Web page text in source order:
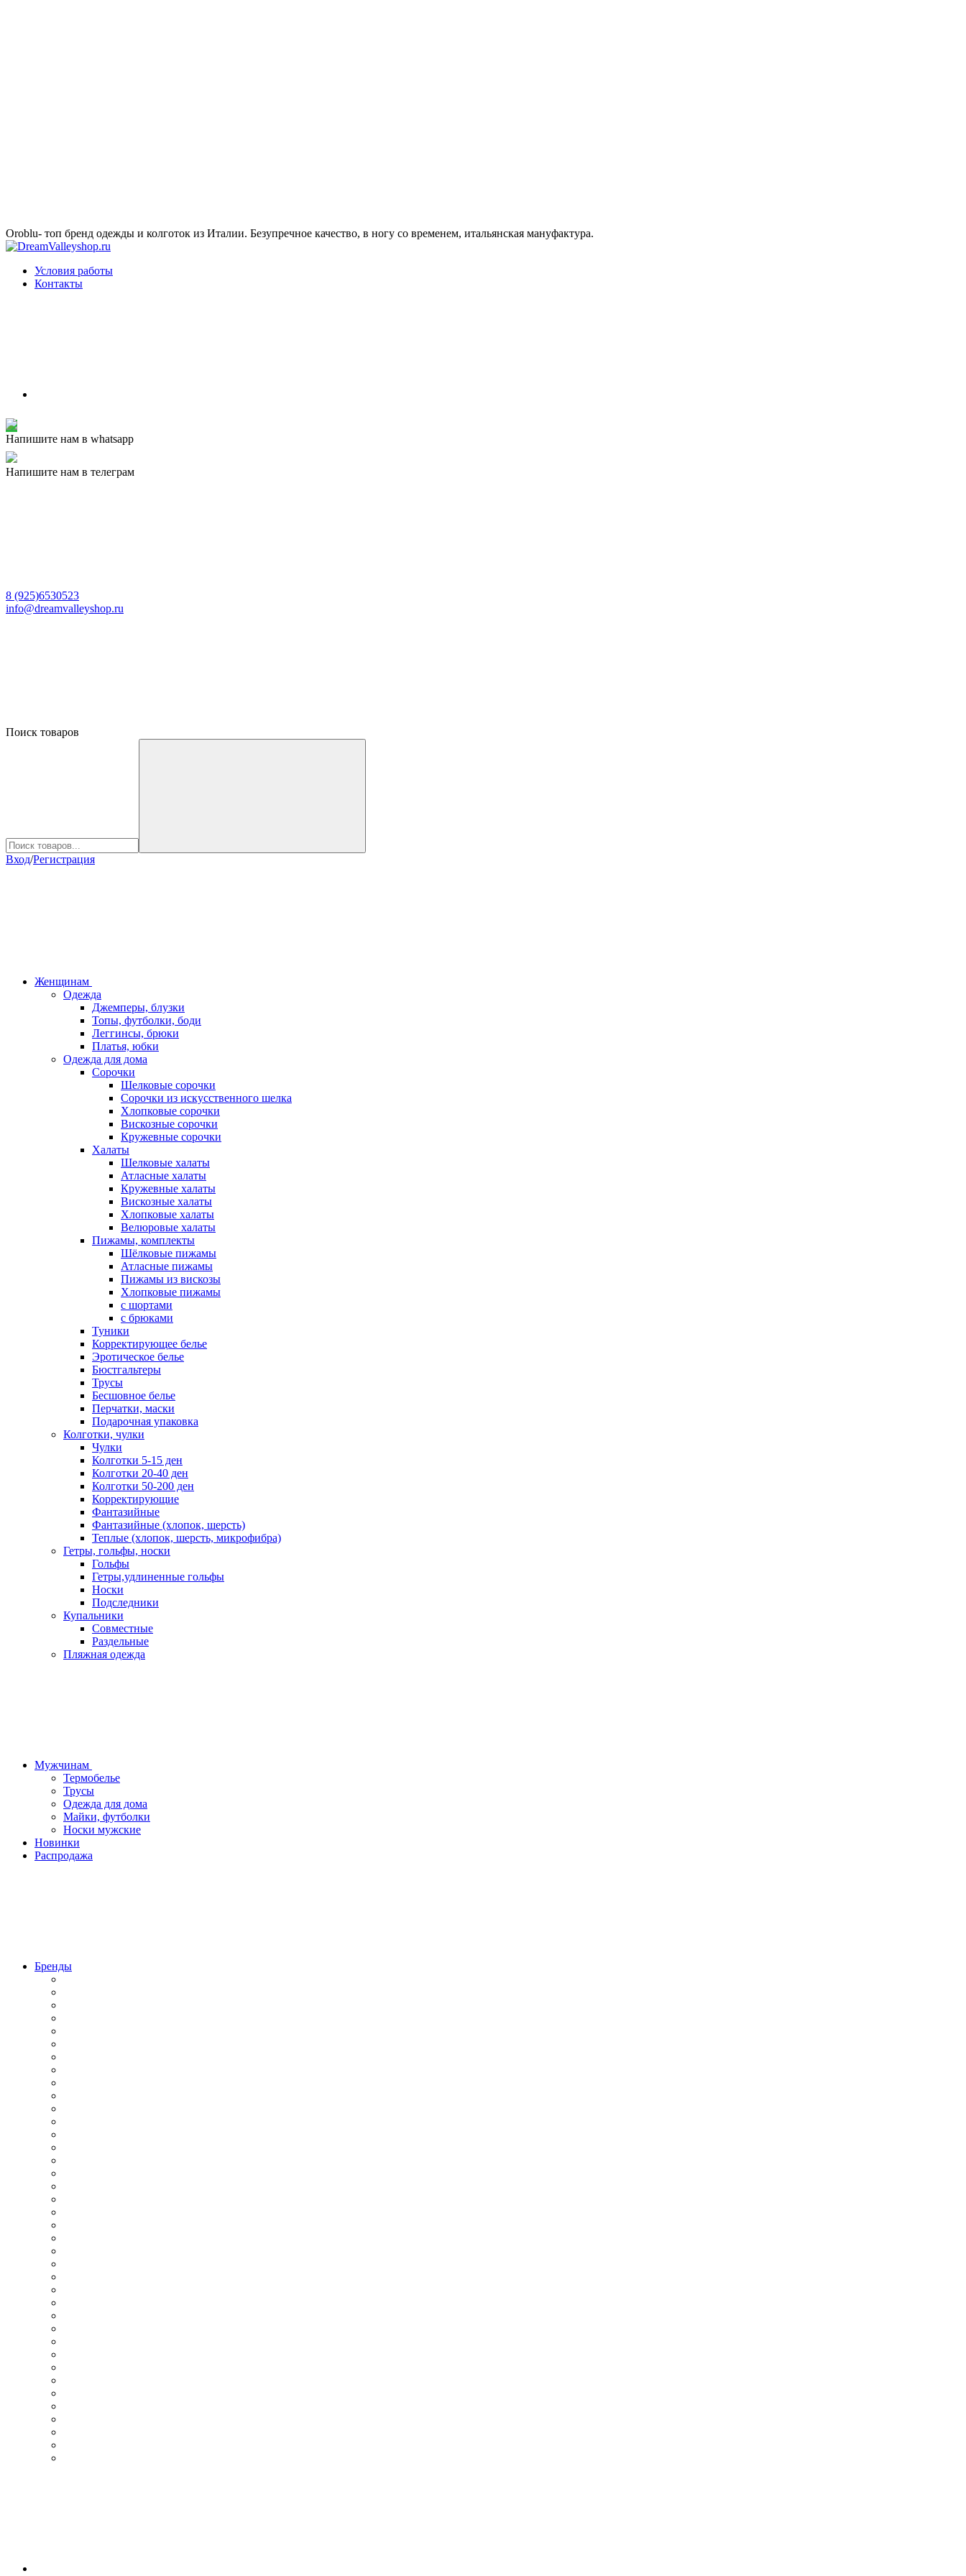
Oroblu- топ бренд одежды и колготок из Италии. Безупречное качество, в ногу со временем, итальянская мануфактура.
Условия работы
Контакты
Напишите нам в whatsapp
Напишите нам в телеграм
8 (925)6530523
info@dreamvalleyshop.ru
Поиск товаров
Вход/Регистрация
Женщинам
Одежда
Джемперы, блузки
Топы, футболки, боди
Леггинсы, брюки
Платья, юбки
Одежда для дома
Сорочки
Шелковые сорочки
Сорочки из искусственного шелка
Хлопковые сорочки
Вискозные сорочки
Кружевные сорочки
Халаты
Шелковые халаты
Атласные халаты
Кружевные халаты
Вискозные халаты
Хлопковые халаты
Велюровые халаты
Пижамы, комплекты
Шёлковые пижамы
Атласные пижамы
Пижамы из вискозы
Хлопковые пижамы
с шортами
с брюками
Туники
Корректирующее белье
Эротическое белье
Бюстгальтеры
Трусы
Бесшовное белье
Перчатки, маски
Подарочная упаковка
Колготки, чулки
Чулки
Колготки 5-15 ден
Колготки 20-40 ден
Колготки 50-200 ден
Корректирующие
Фантазийные
Фантазийные (хлопок, шерсть)
Теплые (хлопок, шерсть, микрофибра)
Гетры, гольфы, носки
Гольфы
Гетры,удлиненные гольфы
Носки
Подследники
Купальники
Совместные
Раздельные
Пляжная одежда
Мужчинам
Термобелье
Трусы
Одежда для дома
Майки, футболки
Носки мужские
Новинки
Распродажа
Бренды